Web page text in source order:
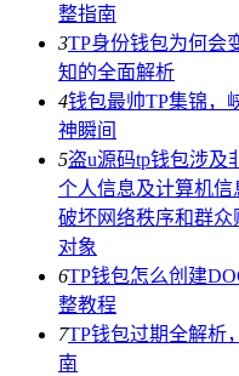
整指南
3TP身份钱包为何会
知的全面解析
4钱包最帅TP集锦，
神瞬间
5盗u源码tp钱包涉及
个人信息及计算机
破坏网络秩序和群
对象
6TP钱包怎么创建
整教程
7TP钱包过期全解析
南